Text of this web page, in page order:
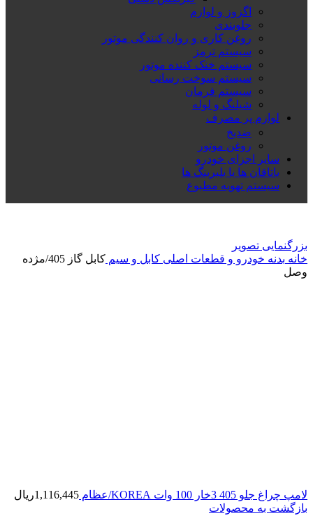
اگزوز و لوازم
جلوبندی
روغن کاری و روان کنندگی موتور
سیستم ترمز
سیستم خنک کننده موتور
سیستم سوخت رسانی
سیستم فرمان
شیلنگ و لوله
لوازم پر مصرف
ضدیخ
روغن موتور
سایر اجزای خودرو
یاتاقان ها یا بلبرینگ ها
سیستم تهویه مطبوع
بزرگنمایی تصویر
خانه بدنه خودرو و قطعات اصلی کابل و سیم
کابل گاز 405/مژده
وصل
لامپ چراغ جلو 405 3خار 100 وات KOREA/عظام 1,116,445ریال
بازگشت به محصولات